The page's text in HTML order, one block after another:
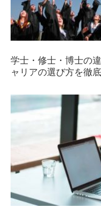
学士・修士・博士の
ャリアの選び方を徹